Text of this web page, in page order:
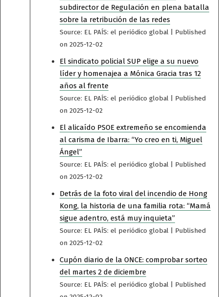
subdirector de Regulación en plena batalla
sobre la retribución de las redes
Source: EL PAÍS: el periódico global
Published
on 2025-12-02
El sindicato policial SUP elige a su nuevo
líder y homenajea a Mónica Gracia tras 12
años al frente
Source: EL PAÍS: el periódico global
Published
on 2025-12-02
El alicaído PSOE extremeño se encomienda
al carisma de Ibarra: “Yo creo en ti, Miguel
Ángel”
Source: EL PAÍS: el periódico global
Published
on 2025-12-02
Detrás de la foto viral del incendio de Hong
Kong, la historia de una familia rota: “Mamá
sigue adentro, está muy inquieta”
Source: EL PAÍS: el periódico global
Published
on 2025-12-02
Cupón diario de la ONCE: comprobar sorteo
del martes 2 de diciembre
Source: EL PAÍS: el periódico global
Published